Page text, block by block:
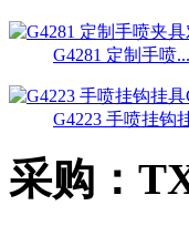
G4281 定制手喷...
G4223 手喷挂钩
采购：